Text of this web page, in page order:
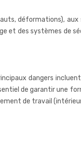
déformations),
et des systèmes de
dangers
de garantir une
de travail